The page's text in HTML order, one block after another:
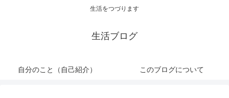
生活をつづります
生活ブログ
自分のこと（自己紹介） このブログについて